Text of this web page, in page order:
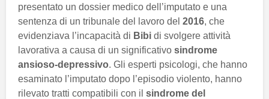
presentato un dossier medico dell’imputato e una
sentenza di un tribunale del lavoro del 2016, che
evidenziava l’incapacità di Bibi di svolgere attività
lavorativa a causa di un significativo sindrome
ansioso-depressivo. Gli esperti psicologi, che hanno
esaminato l’imputato dopo l’episodio violento, hanno
rilevato tratti compatibili con il sindrome del